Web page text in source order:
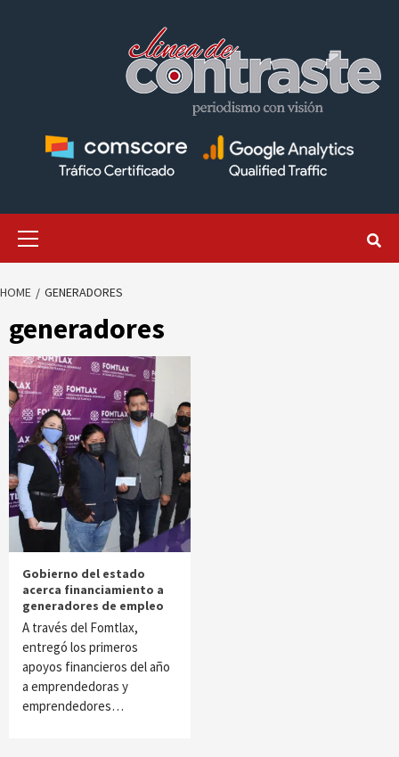
HOME GENERADORES
generadores
Gobierno del estado
acerca financiamiento a
generadores de empleo
A través del Fomtlax,
entregó los primeros
apoyos financieros del año
a emprendedoras y
emprendedores…